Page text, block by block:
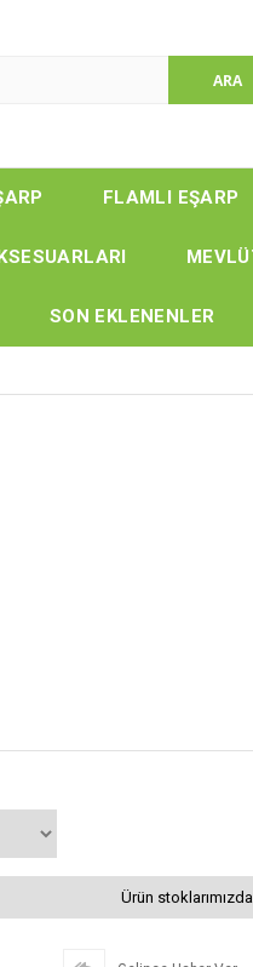
FLAMLI EŞARP
SON EKLENENLER
Ürün